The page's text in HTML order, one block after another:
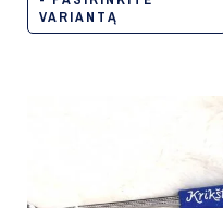
VARIANTĄ